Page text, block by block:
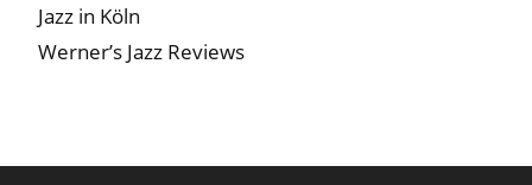
Jazz in Köln
Werner’s Jazz Reviews